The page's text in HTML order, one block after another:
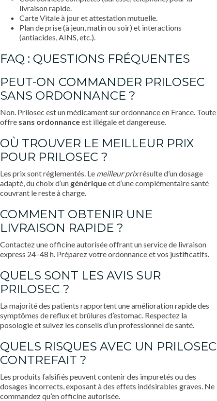
livraison rapide.
Carte Vitale à jour et attestation mutuelle.
Plan de prise (à jeun, matin ou soir) et interactions
(antiacides, AINS, etc.).
FAQ : QUESTIONS FRÉQUENTES
PEUT-ON COMMANDER PRILOSEC
SANS ORDONNANCE ?
Non. Prilosec est un médicament sur ordonnance en France. Toute
offre sans ordonnanceest illégale et dangereuse.
OÙ TROUVER LE MEILLEUR PRIX
POUR PRILOSEC ?
Les prix sont réglementés. Le meilleur prixrésulte d’un dosage
adapté, du choix d’un génériqueet d’une complémentaire santé
couvrant le reste à charge.
COMMENT OBTENIR UNE
LIVRAISON RAPIDE ?
Contactez une officine autorisée offrant un service de livraison
express 24–48 h. Préparez votre ordonnance et vos justificatifs.
QUELS SONT LES AVIS SUR
PRILOSEC ?
La majorité des patients rapportent une amélioration rapide des
symptômes de reflux et brûlures d’estomac. Respectez la
posologie et suivez les conseils d’un professionnel de santé.
QUELS RISQUES AVEC UN PRILOSEC
CONTREFAIT ?
Les produits falsifiés peuvent contenir des impuretés ou des
dosages incorrects, exposant à des effets indésirables graves. Ne
commandez qu’en officine autorisée.